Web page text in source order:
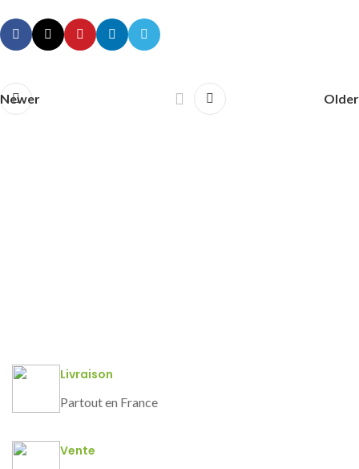
Newer Older
Livraison
Partout en France
Vente